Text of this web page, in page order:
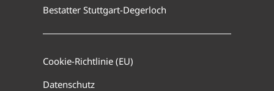
Bestatter Stuttgart-Degerloch
Cookie-Richtlinie (EU)
Datenschutz